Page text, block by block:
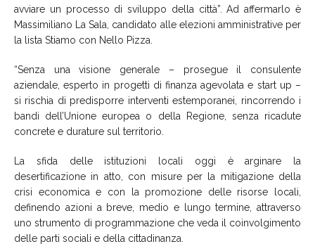
avviare un processo di sviluppo della città”. Ad affermarlo è
Massimiliano La Sala, candidato alle elezioni amministrative per
la lista Stiamo con Nello Pizza.
“Senza una visione generale – prosegue il consulente
aziendale, esperto in progetti di finanza agevolata e start up –
si rischia di predisporre interventi estemporanei, rincorrendo i
bandi dell’Unione europea o della Regione, senza ricadute
concrete e durature sul territorio.
La sfida delle istituzioni locali oggi è arginare la
desertificazione in atto, con misure per la mitigazione della
crisi economica e con la promozione delle risorse locali,
definendo azioni a breve, medio e lungo termine, attraverso
uno strumento di programmazione che veda il coinvolgimento
delle parti sociali e della cittadinanza.